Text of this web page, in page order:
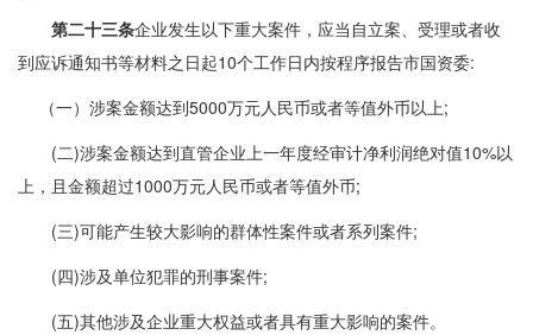
第二十三条企业发生以下重大案件，应当自立案、受理或者收
到应诉通知书等材料之日起10个工作日内按程序报告市国资委:
（一）涉案金额达到5000万元人民币或者等值外币以上;
(二)涉案金额达到直管企业上一年度经审计净利润绝对值10%以
上，且金额超过1000万元人民币或者等值外币;
(三)可能产生较大影响的群体性案件或者系列案件;
(四)涉及单位犯罪的刑事案件;
(五)其他涉及企业重大权益或者具有重大影响的案件。